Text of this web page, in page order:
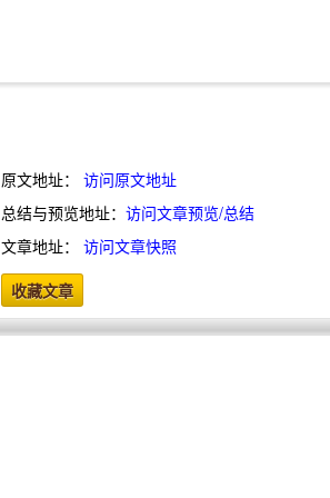
原文地址： 访问原文地址
总结与预览地址： 访问文章预览/总结
文章地址： 访问文章快照